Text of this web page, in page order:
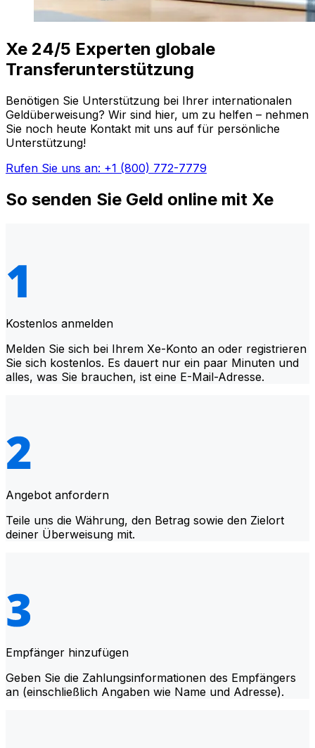
Xe 24/5 Experten globale
Transferunterstützung
Benötigen Sie Unterstützung bei Ihrer internationalen
Geldüberweisung? Wir sind hier, um zu helfen – nehmen
Sie noch heute Kontakt mit uns auf für persönliche
Unterstützung!
Rufen Sie uns an: +1 (800) 772-7779
So senden Sie Geld online mit Xe
Kostenlos anmelden
Melden Sie sich bei Ihrem Xe-Konto an oder registrieren
Sie sich kostenlos. Es dauert nur ein paar Minuten und
alles, was Sie brauchen, ist eine E-Mail-Adresse.
Angebot anfordern
Teile uns die Währung, den Betrag sowie den Zielort
deiner Überweisung mit.
Empfänger hinzufügen
Geben Sie die Zahlungsinformationen des Empfängers
an (einschließlich Angaben wie Name und Adresse).